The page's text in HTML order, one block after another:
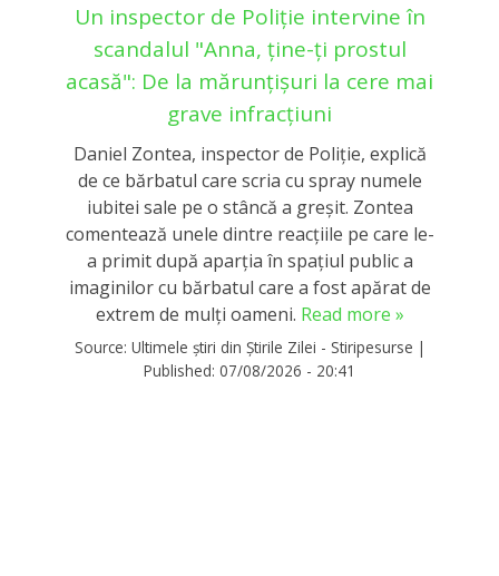
Un inspector de Poliție intervine în
scandalul "Anna, ține-ți prostul
acasă": De la mărunțișuri la cere mai
grave infracțiuni
Daniel Zontea, inspector de Poliţie, explică
de ce bărbatul care scria cu spray numele
iubitei sale pe o stâncă a greșit. Zontea
comentează unele dintre reacţiile pe care le-
a primit după aparţia în spaţiul public a
imaginilor cu bărbatul care a fost apărat de
extrem de mulți oameni. Read more »
Source: Ultimele știri din Știrile Zilei - Stiripesurse |
Published: 07/08/2026 - 20:41